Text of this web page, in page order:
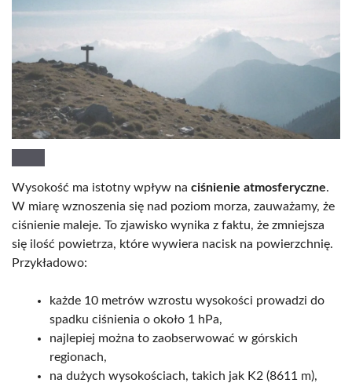
Wysokość ma istotny wpływ na ciśnienie atmosferyczne.
W miarę wznoszenia się nad poziom morza, zauważamy, że
ciśnienie maleje. To zjawisko wynika z faktu, że zmniejsza
się ilość powietrza, które wywiera nacisk na powierzchnię.
Przykładowo:
każde 10 metrów wzrostu wysokości prowadzi do
spadku ciśnienia o około 1 hPa,
najlepiej można to zaobserwować w górskich
regionach,
na dużych wysokościach, takich jak K2 (8611 m),